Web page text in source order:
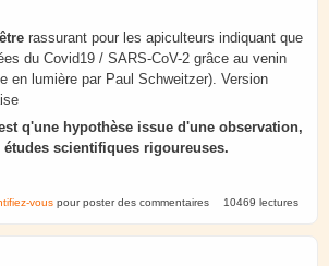
rassurant pour les apiculteurs indiquant que
du Covid19 / SARS-CoV-2 grâce au venin
en lumière par Paul Schweitzer). Version
q'une hypothèse issue d'une observation,
scientifiques rigoureuses.
d'abeilles et Covid19 / SARS-CoV-2
vous pour poster des commentaires 10469 lectures